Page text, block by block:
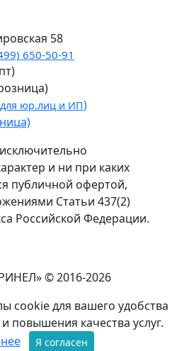
58
650-50-91
юр.лиц и ИП)
и ни при каких
публичной офертой,
Статьи 437(2)
Российской Федерации.
© 2016-2026
cookie для вашего удобства
повышения качества услуг.
Я согласен